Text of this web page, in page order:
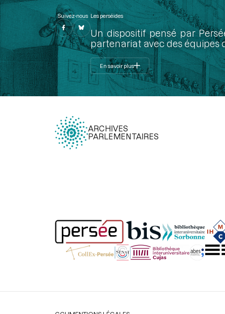
Suivez-nous Les perséides
Un dispositif pensé par
partenariat avec des équipes
En savoir plus
ARCHIVES
PARLEMENTAIRES
Légal